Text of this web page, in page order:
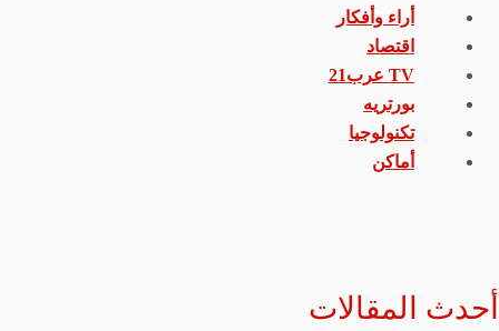
أراء وأفكار
اقتصاد
TV عرب21
بورتريه
تكنولوجيا
أماكن
أحدث المقالات